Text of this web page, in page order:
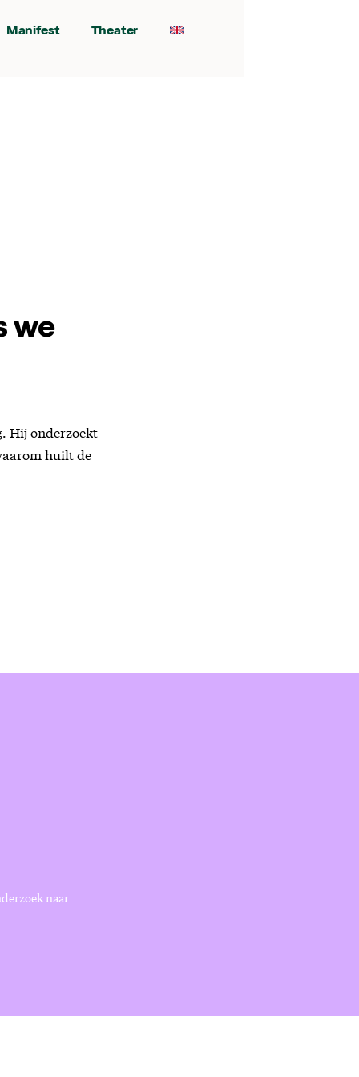
Manifest Theater
we
Hij onderzoekt
huilt de
naar